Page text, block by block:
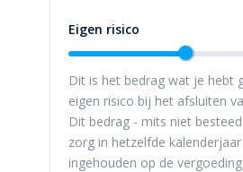
Eigen risico
Dit is het bedrag wat je hebt
eigen risico bij het afsluiten
Dit bedrag - mits niet
zorg in hetzelfde
ingehouden op de